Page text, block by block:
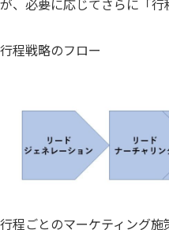
が、必要に応じてさらに「行
行程戦略のフロー
行程ごとのマーケティング施